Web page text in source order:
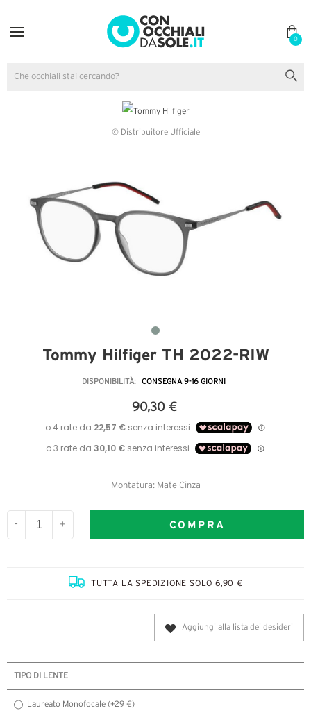
0
© Distribuitore Ufficiale
Tommy Hilfiger TH 2022-RIW
DISPONIBILITÀ: CONSEGNA 9-16 GIORNI
90,30 €
Montatura: Mate Cinza
- + COMPRA
TUTTA LA SPEDIZIONE SOLO 6,90 €
Aggiungi alla lista dei desideri
TIPO DI LENTE
Laureato Monofocale (+29 €)